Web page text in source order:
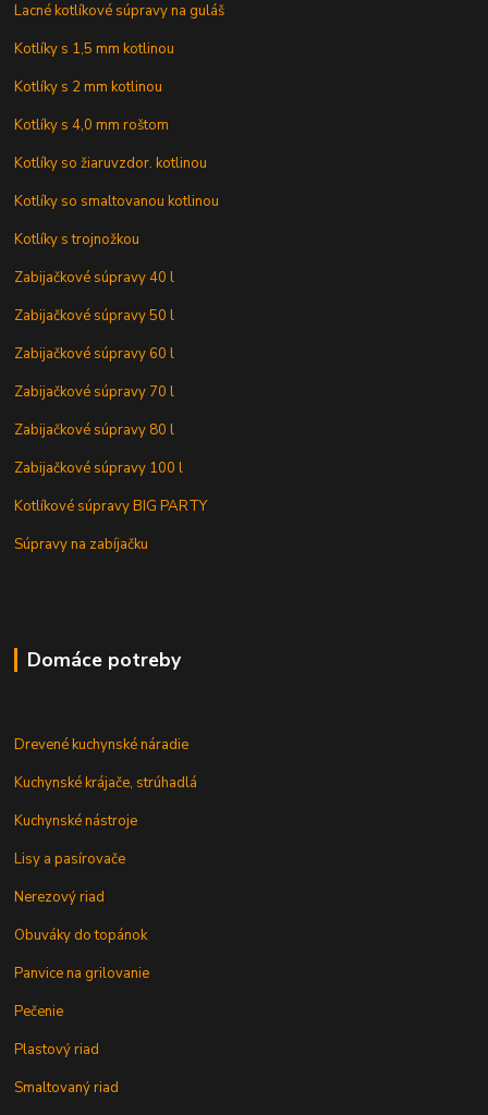
Lacné kotlíkové súpravy na guláš
Kotlíky s 1,5 mm kotlinou
Kotlíky s 2 mm kotlinou
Kotlíky s 4,0 mm roštom
Kotlíky so žiaruvzdor. kotlinou
Kotlíky so smaltovanou kotlinou
Kotlíky s trojnožkou
Zabijačkové súpravy 40 l
Zabijačkové súpravy 50 l
Zabijačkové súpravy 60 l
Zabijačkové súpravy 70 l
Zabijačkové súpravy 80 l
Zabijačkové súpravy 100 l
Kotlíkové súpravy BIG PARTY
Súpravy na zabíjačku
Domáce potreby
Drevené kuchynské náradie
Kuchynské krájače, strúhadlá
Kuchynské nástroje
Lisy a pasírovače
Nerezový riad
Obuváky do topánok
Panvice na grilovanie
Pečenie
Plastový riad
Smaltovaný riad